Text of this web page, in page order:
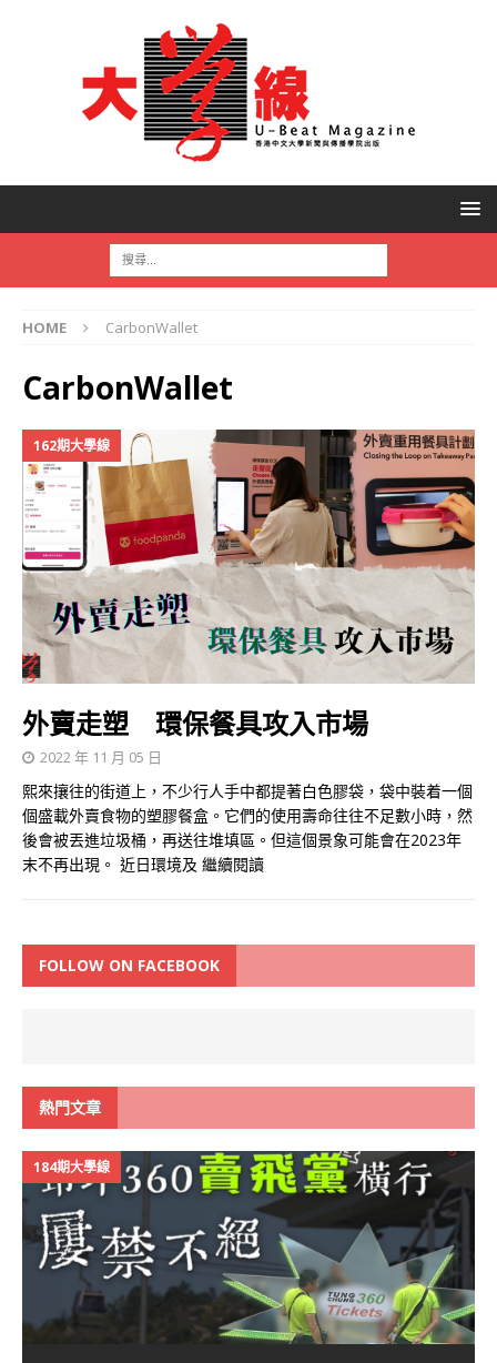
HOME CarbonWallet
CarbonWallet
162期大學線
外賣走塑 環保餐具攻入市場
2022 年 11 月 05 日
熙來攘往的街道上，不少行人手中都提著白色膠袋，袋中裝着一個
個盛載外賣食物的塑膠餐盒。它們的使用壽命往往不足數小時，然
後會被丟進垃圾桶，再送往堆填區。但這個景象可能會在2023年
末不再出現。 近日環境及 繼續閱讀
FOLLOW ON FACEBOOK
熱門文章
184期大學線